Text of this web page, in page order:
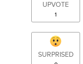
UPVOTE
1
SURPRISED